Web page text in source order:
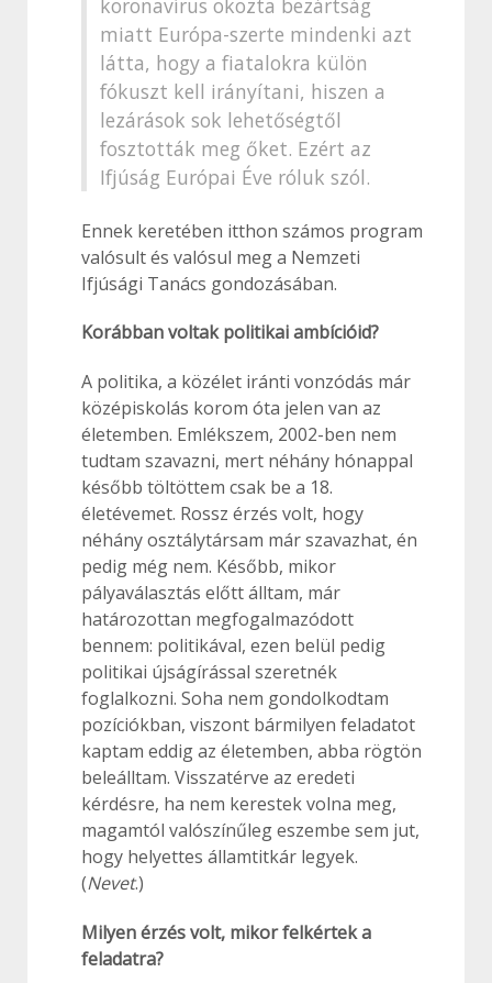
miatt Európa-szerte mindenki azt
látta, hogy a fiatalokra külön
fókuszt kell irányítani, hiszen a
lezárások sok lehetőségtől
fosztották meg őket. Ezért az
Ifjúság Európai Éve róluk szól.
Ennek keretében itthon számos program
valósult és valósul meg a Nemzeti
Ifjúsági Tanács gondozásában.
Korábban voltak politikai ambícióid?
A politika, a közélet iránti vonzódás már
középiskolás korom óta jelen van az
életemben. Emlékszem, 2002-ben nem
tudtam szavazni, mert néhány hónappal
később töltöttem csak be a 18.
életévemet. Rossz érzés volt, hogy
néhány osztálytársam már szavazhat, én
pedig még nem. Később, mikor
pályaválasztás előtt álltam, már
határozottan megfogalmazódott
bennem: politikával, ezen belül pedig
politikai újságírással szeretnék
foglalkozni. Soha nem gondolkodtam
pozíciókban, viszont bármilyen feladatot
kaptam eddig az életemben, abba rögtön
beleálltam. Visszatérve az eredeti
kérdésre, ha nem kerestek volna meg,
magamtól valószínűleg eszembe sem jut,
hogy helyettes államtitkár legyek.
(Nevet.)
Milyen érzés volt, mikor felkértek a
feladatra?